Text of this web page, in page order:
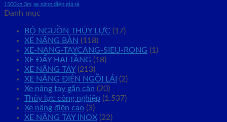
1500kg 3m xe nâng điện giá rẻ
Danh mục
BỘ NGUỒN THỦY LỰC (17)
XE NÂNG BÀN (118)
XE-NANG-TAYCANG-SIEU-RONG (1)
XE ĐẨY HAI TẦNG (18)
XE NÂNG TAY(213)
XE NÂNG ĐIỆN NGỒI LÁI
(2)
Xe nâng tay gắn cân (20)
Thủy lực công nghiệp (1.537)
Xe nâng điện cao (3)
XE NÂNG TAY INOX (22)